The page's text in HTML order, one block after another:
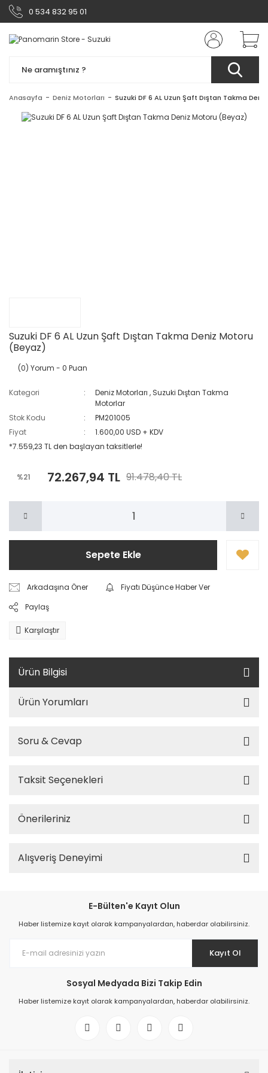
0 534 832 95 01
Anasayfa Deniz Motorları Suzuki DF 6 AL Uzun Şaft Dıştan Takma
Suzuki DF 6 AL Uzun Şaft Dıştan Takma Deniz Motoru
(Beyaz)
(0) Yorum - 0 Puan
Kategori Deniz Motorları , Suzuki Dıştan Takma
Motorlar
Stok Kodu
PM201005
Fiyat
1.600,00 USD + KDV
*7.559,23 TL den başlayan taksitlerle!
%21 72.267,94 TL 91.478,40 TL
Sepete Ekle
Arkadaşına Öner
Fiyatı Düşünce Haber Ver
Paylaş
Karşılaştır
Ürün Bilgisi
Ürün Yorumları
Soru & Cevap
Taksit Seçenekleri
Önerileriniz
Alışveriş Deneyimi
E-Bülten'e Kayıt Olun
Haber listemize kayıt olarak kampanyalardan, haberdar olabilirsiniz.
Kayıt Ol
Sosyal Medyada Bizi Takip Edin
Haber listemize kayıt olarak kampanyalardan, haberdar olabilirsiniz.